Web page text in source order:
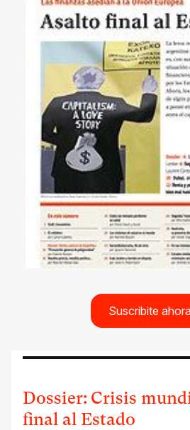
Suscribite
Dossier: Crisis
final al Estado